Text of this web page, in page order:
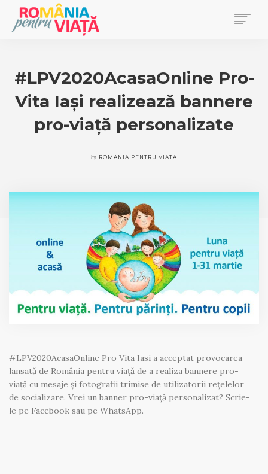
DONEAZĂ
EVENIMENTE
REVISTA PENTRU VIAȚĂ
#LPV2020AcasaOnline Pro-
Vita Iași realizează bannere
pro-viață personalizate
by ROMANIA PENTRU VIATA
#LPV2020AcasaOnline Pro Vita Iasi a acceptat provocarea
lansată de România pentru viață de a realiza bannere pro-
viață cu mesaje și fotografii trimise de utilizatorii rețelelor
de socializare. Vrei un banner pro-viață personalizat? Scrie-
le pe Facebook sau pe WhatsApp.